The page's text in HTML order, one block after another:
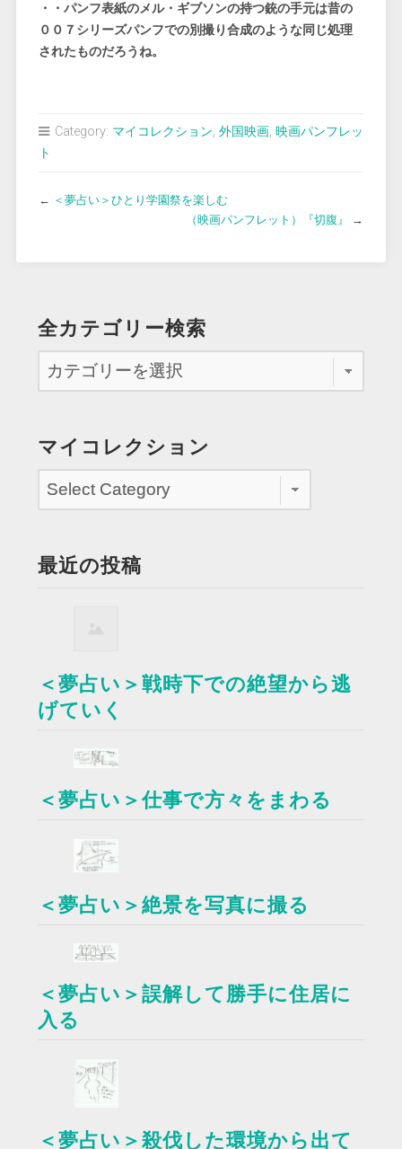
・・パンフ表紙のメル・ギブソンの持つ銃の手元は昔の
００７シリーズパンフでの別撮り合成のような同じ処理
されたものだろうね。
Category: マイコレクション, 外国映画, 映画パンフレッ
ト
← ＜夢占い＞ひとり学園祭を楽しむ
（映画パンフレット）『切腹』
→
全カテゴリー検索
マイコレクション
最近の投稿
＜夢占い＞戦時下での絶望から逃
げていく
＜夢占い＞仕事で方々をまわる
＜夢占い＞絶景を写真に撮る
＜夢占い＞誤解して勝手に住居に
入る
＜夢占い＞殺伐した環境から出て